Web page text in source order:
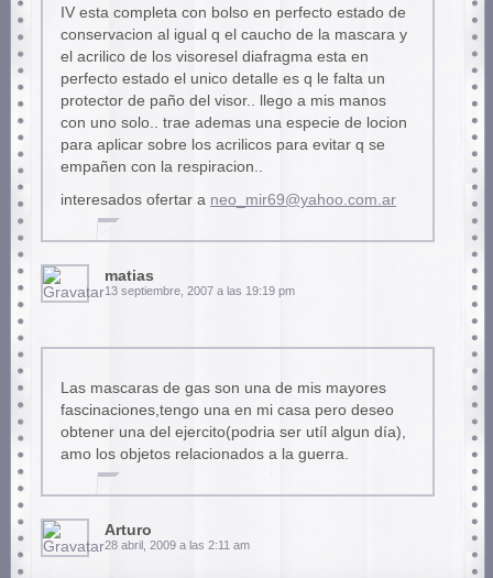
IV esta completa con bolso en perfecto estado de
conservacion al igual q el caucho de la mascara y
el acrilico de los visoresel diafragma esta en
perfecto estado el unico detalle es q le falta un
protector de paño del visor.. llego a mis manos
con uno solo.. trae ademas una especie de locion
para aplicar sobre los acrilicos para evitar q se
empañen con la respiracion..
interesados ofertar a neo_mir69@yahoo.com.ar
matias
13 septiembre, 2007 a las 19:19 pm
Las mascaras de gas son una de mis mayores
fascinaciones,tengo una en mi casa pero deseo
obtener una del ejercito(podria ser utíl algun día),
amo los objetos relacionados a la guerra.
Arturo
28 abril, 2009 a las 2:11 am